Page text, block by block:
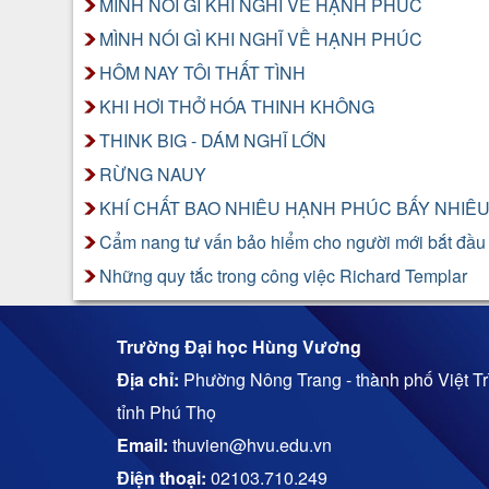
MÌNH NÓI GÌ KHI NGHĨ VỀ HẠNH PHÚC
MÌNH NÓI GÌ KHI NGHĨ VỀ HẠNH PHÚC
HÔM NAY TÔI THẤT TÌNH
KHI HƠI THỞ HÓA THINH KHÔNG
THINK BIG - DÁM NGHĨ LỚN
RỪNG NAUY
KHÍ CHẤT BAO NHIÊU HẠNH PHÚC BẤY
Cẩm nang tư vấn bảo hiểm cho người mới bắt đầu
Những quy tắc trong công việc Richard Templar
Trường Đại học Hùng Vương
Địa chỉ: Phường Nông Trang - thành phố Việt
tỉnh Phú Thọ
Email: thuvien@hvu.edu.vn
Điện thoại: 02103.710.249